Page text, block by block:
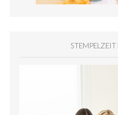
STEMPELZEIT